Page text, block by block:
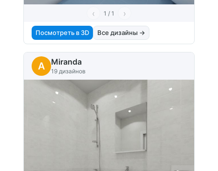
‹ 1 / 1 ›
Посмотреть в 3D Все дизайны →
A Miranda
19 дизайнов